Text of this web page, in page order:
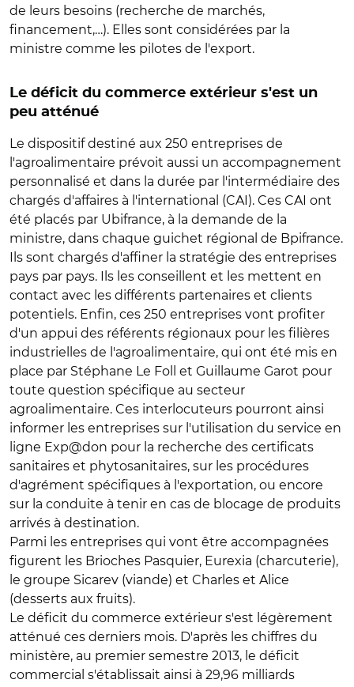
de leurs besoins (recherche de marchés,
financement,…). Elles sont considérées par la
ministre comme les pilotes de l'export.
Le déficit du commerce extérieur s'est un
peu atténué
Le dispositif destiné aux 250 entreprises de
l'agroalimentaire prévoit aussi un accompagnement
personnalisé et dans la durée par l'intermédiaire des
chargés d'affaires à l'international (CAI). Ces CAI ont
été placés par Ubifrance, à la demande de la
ministre, dans chaque guichet régional de Bpifrance.
Ils sont chargés d'affiner la stratégie des entreprises
pays par pays. Ils les conseillent et les mettent en
contact avec les différents partenaires et clients
potentiels. Enfin, ces 250 entreprises vont profiter
d'un appui des référents régionaux pour les filières
industrielles de l'agroalimentaire, qui ont été mis en
place par Stéphane Le Foll et Guillaume Garot pour
toute question spécifique au secteur
agroalimentaire. Ces interlocuteurs pourront ainsi
informer les entreprises sur l'utilisation du service en
ligne Exp@don pour la recherche des certificats
sanitaires et phytosanitaires, sur les procédures
d'agrément spécifiques à l'exportation, ou encore
sur la conduite à tenir en cas de blocage de produits
arrivés à destination.
Parmi les entreprises qui vont être accompagnées
figurent les Brioches Pasquier, Eurexia (charcuterie),
le groupe Sicarev (viande) et Charles et Alice
(desserts aux fruits).
Le déficit du commerce extérieur s'est légèrement
atténué ces derniers mois. D'après les chiffres du
ministère, au premier semestre 2013, le déficit
commercial s'établissait ainsi à 29,96 milliards